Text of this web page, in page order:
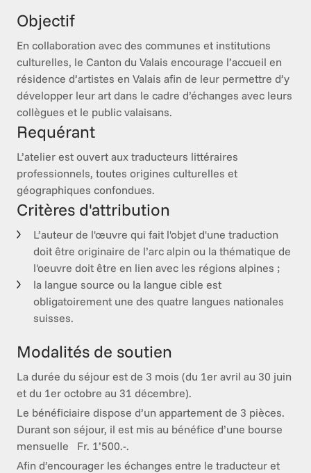
Objectif
En collaboration avec des communes et institutions
culturelles, le Canton du Valais encourage l’accueil en
résidence d’artistes en Valais afin de leur permettre d’y
développer leur art dans le cadre d’échanges avec leurs
Requérant
L’atelier est ouvert aux traducteurs littéraires
professionnels, toutes origines culturelles et
géographiques confondues.
Critères d'attribution
L’auteur de l'œuvre qui fait l'objet d'une traduction
doit être originaire de l’arc alpin ou la thématique de
l'oeuvre doit être en lien avec les régions alpines ;
la langue source ou la langue cible est
obligatoirement une des quatre langues nationales
suisses.
Modalités de soutien
La durée du séjour est de 3 mois (du 1er avril au 30 juin
et du 1er octobre au 31 décembre).
Le bénéficiaire dispose d’un appartement de 3 pièces.
Durant son séjour, il est mis au bénéfice d’une bourse
mensuelle   Fr. 1’500.-.
Afin d’encourager les échanges entre le traducteur et